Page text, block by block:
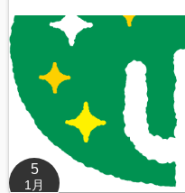
5
1月